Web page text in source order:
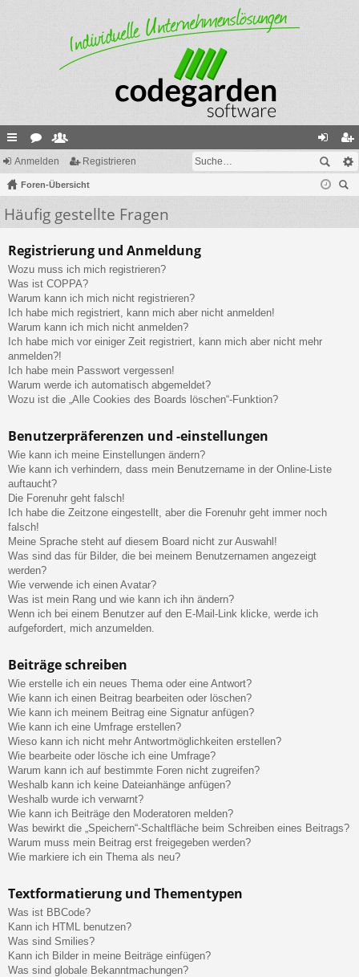
ch
ne
llz
riff
or
en
itg
lie
de
n
m
eg
ist
Anmelden Registrieren
Foren-Übersicht
Häufig gestellte Fragen
Registrierung und Anmeldung
Wozu muss ich mich registrieren?
Was ist COPPA?
Warum kann ich mich nicht registrieren?
Ich habe mich registriert, kann mich aber nicht anmelden!
Warum kann ich mich nicht anmelden?
Ich habe mich vor einiger Zeit registriert, kann mich aber nicht mehr
anmelden?!
Ich habe mein Passwort vergessen!
Warum werde ich automatisch abgemeldet?
Wozu ist die „Alle Cookies des Boards löschen“-Funktion?
Benutzerpräferenzen und -einstellungen
Wie kann ich meine Einstellungen ändern?
Wie kann ich verhindern, dass mein Benutzername in der Online-Liste
auftaucht?
Die Forenuhr geht falsch!
Ich habe die Zeitzone eingestellt, aber die Forenuhr geht immer noch
falsch!
Meine Sprache steht auf diesem Board nicht zur Auswahl!
Was sind das für Bilder, die bei meinem Benutzernamen angezeigt
werden?
Wie verwende ich einen Avatar?
Was ist mein Rang und wie kann ich ihn ändern?
Wenn ich bei einem Benutzer auf den E-Mail-Link klicke, werde ich
aufgefordert, mich anzumelden.
Beiträge schreiben
Wie erstelle ich ein neues Thema oder eine Antwort?
Wie kann ich einen Beitrag bearbeiten oder löschen?
Wie kann ich meinem Beitrag eine Signatur anfügen?
Wie kann ich eine Umfrage erstellen?
Wieso kann ich nicht mehr Antwortmöglichkeiten erstellen?
Wie bearbeite oder lösche ich eine Umfrage?
Warum kann ich auf bestimmte Foren nicht zugreifen?
Weshalb kann ich keine Dateianhänge anfügen?
Weshalb wurde ich verwarnt?
Wie kann ich Beiträge den Moderatoren melden?
Was bewirkt die „Speichern“-Schaltfläche beim Schreiben eines Beitrags?
Warum muss mein Beitrag erst freigegeben werden?
Wie markiere ich ein Thema als neu?
Textformatierung und Thementypen
Was ist BBCode?
Kann ich HTML benutzen?
Was sind Smilies?
Kann ich Bilder in meine Beiträge einfügen?
Was sind globale Bekanntmachungen?